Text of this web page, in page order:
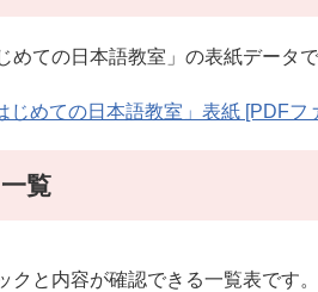
ての日本語教室」の表紙データで
じめての日本語教室」表紙 [PDFフ
覧
と内容が確認できる一覧表です。